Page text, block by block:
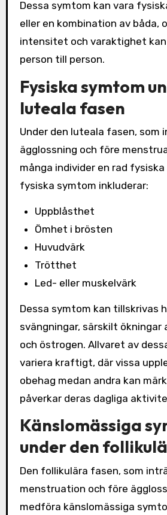
Dessa symtom kan vara
eller en kombination av båda,
intensitet och varaktighet
person till person.
Fysiska symtom
luteala fasen
Under den luteala fasen,
ägglossning och före
många individer en rad
fysiska symtom inkluderar:
Uppblåsthet
Ömhet i brösten
Huvudvärk
Trötthet
Led- eller muskelvärk
Dessa symtom kan tillskrivas
svängningar, särskilt ökningar
och östrogen. Allvaret av
variera kraftigt, där vissa
obehag medan andra kan
påverkar deras dagliga
Känslomässiga
under den
Den follikulära fasen, som
menstruation och före
medföra känslomässiga